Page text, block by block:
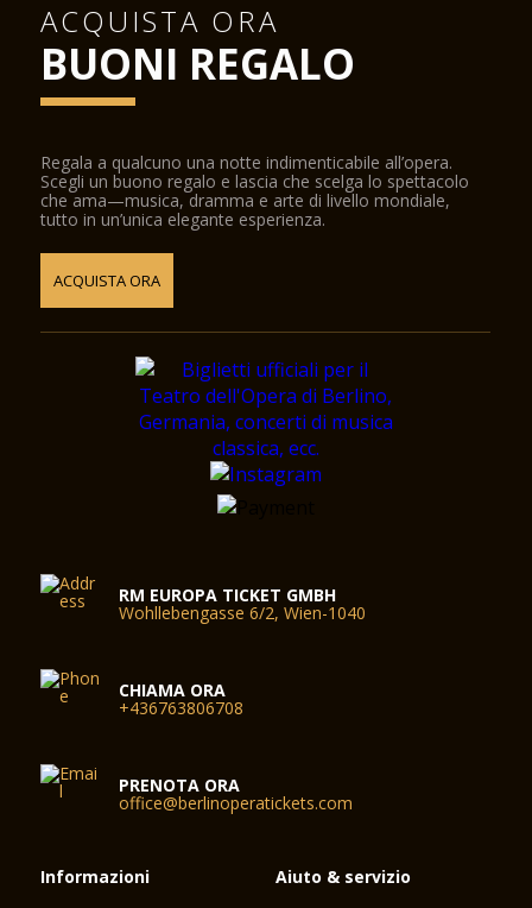
ACQUISTA ORA
BUONI REGALO
Regala a qualcuno una notte indimenticabile all’opera.
Scegli un buono regalo e lascia che scelga lo spettacolo
che ama—musica, dramma e arte di livello mondiale,
tutto in un’unica elegante esperienza.
ACQUISTA ORA
RM EUROPA TICKET GMBH
Wohllebengasse 6/2, Wien-1040
CHIAMA ORA
+436763806708
PRENOTA ORA
office@berlinoperatickets.com
Informazioni Aiuto & servizio